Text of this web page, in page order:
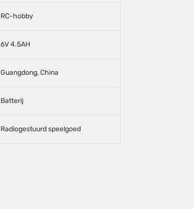
RC-hobby
6V 4.5AH
Guangdong, China
Batterij
Radiogestuurd speelgoed